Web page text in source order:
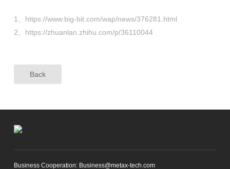
1、https://www.big-bit.com/wap/news/376281.html
2、https://zhuanlan.zhihu.com/p/36110044
Back
Business Cooperation: Business@metax-tech.com